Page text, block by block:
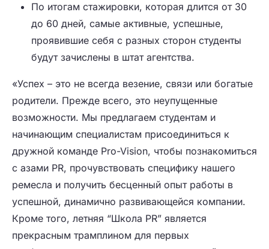
По итогам стажировки, которая длится от 30
до 60 дней, самые активные, успешные,
проявившие себя с разных сторон студенты
будут зачислены в штат агентства.
«Успех – это не всегда везение, связи или богатые
родители. Прежде всего, это неупущенные
возможности. Мы предлагаем студентам и
начинающим специалистам присоединиться к
дружной команде Pro-Vision, чтобы познакомиться
с азами PR, прочувствовать специфику нашего
ремесла и получить бесценный опыт работы в
успешной, динамично развивающейся компании.
Кроме того, летняя “Школа PR” является
прекрасным трамплином для первых